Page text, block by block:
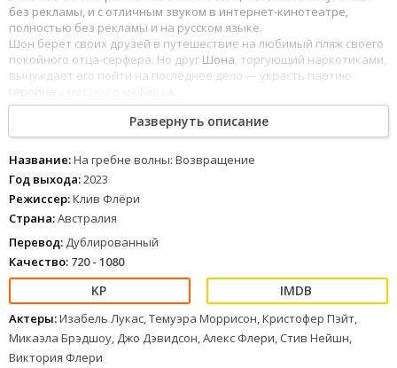
без рекламы, и с отличным звуком в интернет-кинотеатре,
полностью без рекламы и на русском языке.
Шон берет своих друзей в путешествие на любимый пляж своего
покойного отца-серфера. Но друг Шона, торгующий наркотиками,
вынуждает его пойти на последнее дело — украсть партию
героина
Развернуть описание
Название:На гребне волны: Возвращение
Год выхода:2023
Режиссер:Клив Флёри
Страна:Австралия
Перевод: Дублированный
Качество: 720 - 1080
Актеры:Изабель Лукас, Темуэра Моррисон, Кристофер Пэйт,
Микаэла Брэдшоу, Джо Дэвидсон, Алекс Флери, Стив Нейшн,
Виктория Флери